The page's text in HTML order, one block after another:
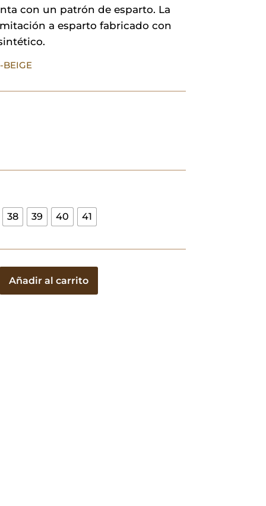
con un patrón de esparto. La
a esparto fabricado con
BEIGE
38 39 40 41
Añadir al carrito